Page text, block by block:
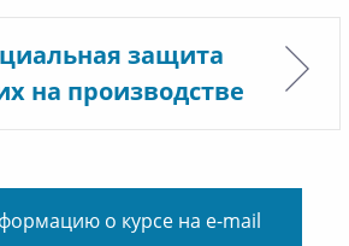
защита
на производстве
о курсе на e-mail